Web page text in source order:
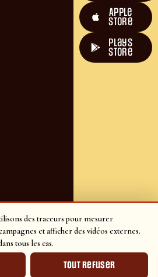
des traceurs pour mesurer
et afficher des vidéos externes.
tous les cas.
Tout refuser
Apple
Store
plays
store